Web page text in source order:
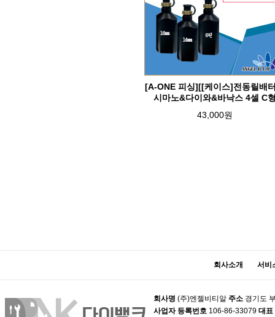
[A-ONE 피싱][[케이스]전동릴배
시마노&다이와&바낙스 4셀 C
43,000원
회사소개 서비
회사명 (주)엔젤비티알 주소 경기도
사업자 등록번호 106-86-33079 대표